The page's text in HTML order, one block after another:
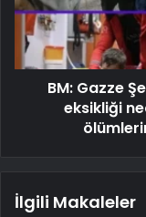
BM: Gazze
eksikliği
İlgili Makaleler